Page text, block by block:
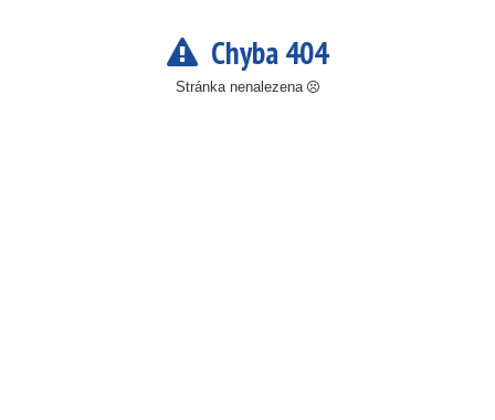
Chyba 404
Stránka nenalezena